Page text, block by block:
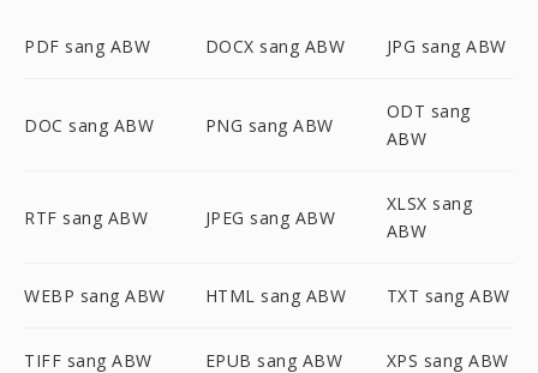
PDF sang ABW DOCX sang ABW JPG sang ABW
DOC sang ABW PNG sang ABW
ODT sang
ABW
RTF sang ABW JPEG sang ABW
XLSX sang
ABW
WEBP sang ABW HTML sang ABW TXT sang ABW
TIFF sang ABW EPUB sang ABW XPS sang ABW